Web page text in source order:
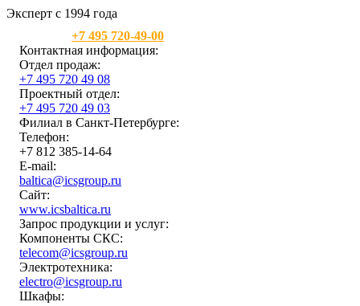
Эксперт с 1994 года
+7 495 720-49-00
Контактная информация:
Отдел продаж:
+7 495 720 49 08
Проектный отдел:
+7 495 720 49 03
Филиал в Санкт-Петербурге:
Телефон:
+7 812 385-14-64
E-mail:
baltica@icsgroup.ru
Сайт:
www.icsbaltica.ru
Запрос продукции и услуг:
Компоненты СКС:
telecom@icsgroup.ru
Электротехника:
electro@icsgroup.ru
Шкафы: